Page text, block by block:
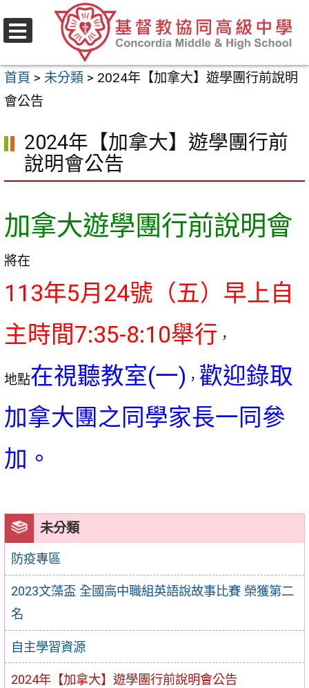
至
要
內
區
首頁 > 未分類 > 2024年【加拿大】遊學團行前說明
會公告
未分類
防疫專區
2023文藻盃 全國高中職組英語說故事比賽 榮獲第二
名
自主學習資源
2024年【加拿大】遊學團行前說明會公告
2024年【加拿大】遊學團行前
說明會公告
加拿大遊學團行前說明會
將在
113年5月24號（五）早上自
主時間7:35-8:10舉行 ，
地點在視聽教室(一) ， 歡迎錄取
加拿大團之同學家長一同參
加。
選
單